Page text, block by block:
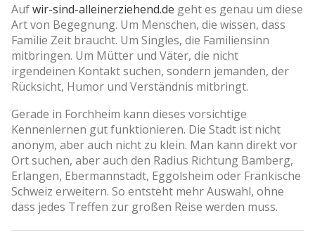
Aufwir-sind-alleinerziehend.de geht es genau um diese
Art von Begegnung. Um Menschen, die wissen, dass
Familie Zeit braucht. Um Singles, die Familiensinn
mitbringen. Um Mütter und Väter, die nicht
irgendeinen Kontakt suchen, sondern jemanden, der
Rücksicht, Humor und Verständnis mitbringt.
Gerade in Forchheim kann dieses vorsichtige
Kennenlernen gut funktionieren. Die Stadt ist nicht
anonym, aber auch nicht zu klein. Man kann direkt vor
Ort suchen, aber auch den Radius Richtung Bamberg,
Erlangen, Ebermannstadt, Eggolsheim oder Fränkische
Schweiz erweitern. So entsteht mehr Auswahl, ohne
dass jedes Treffen zur großen Reise werden muss.